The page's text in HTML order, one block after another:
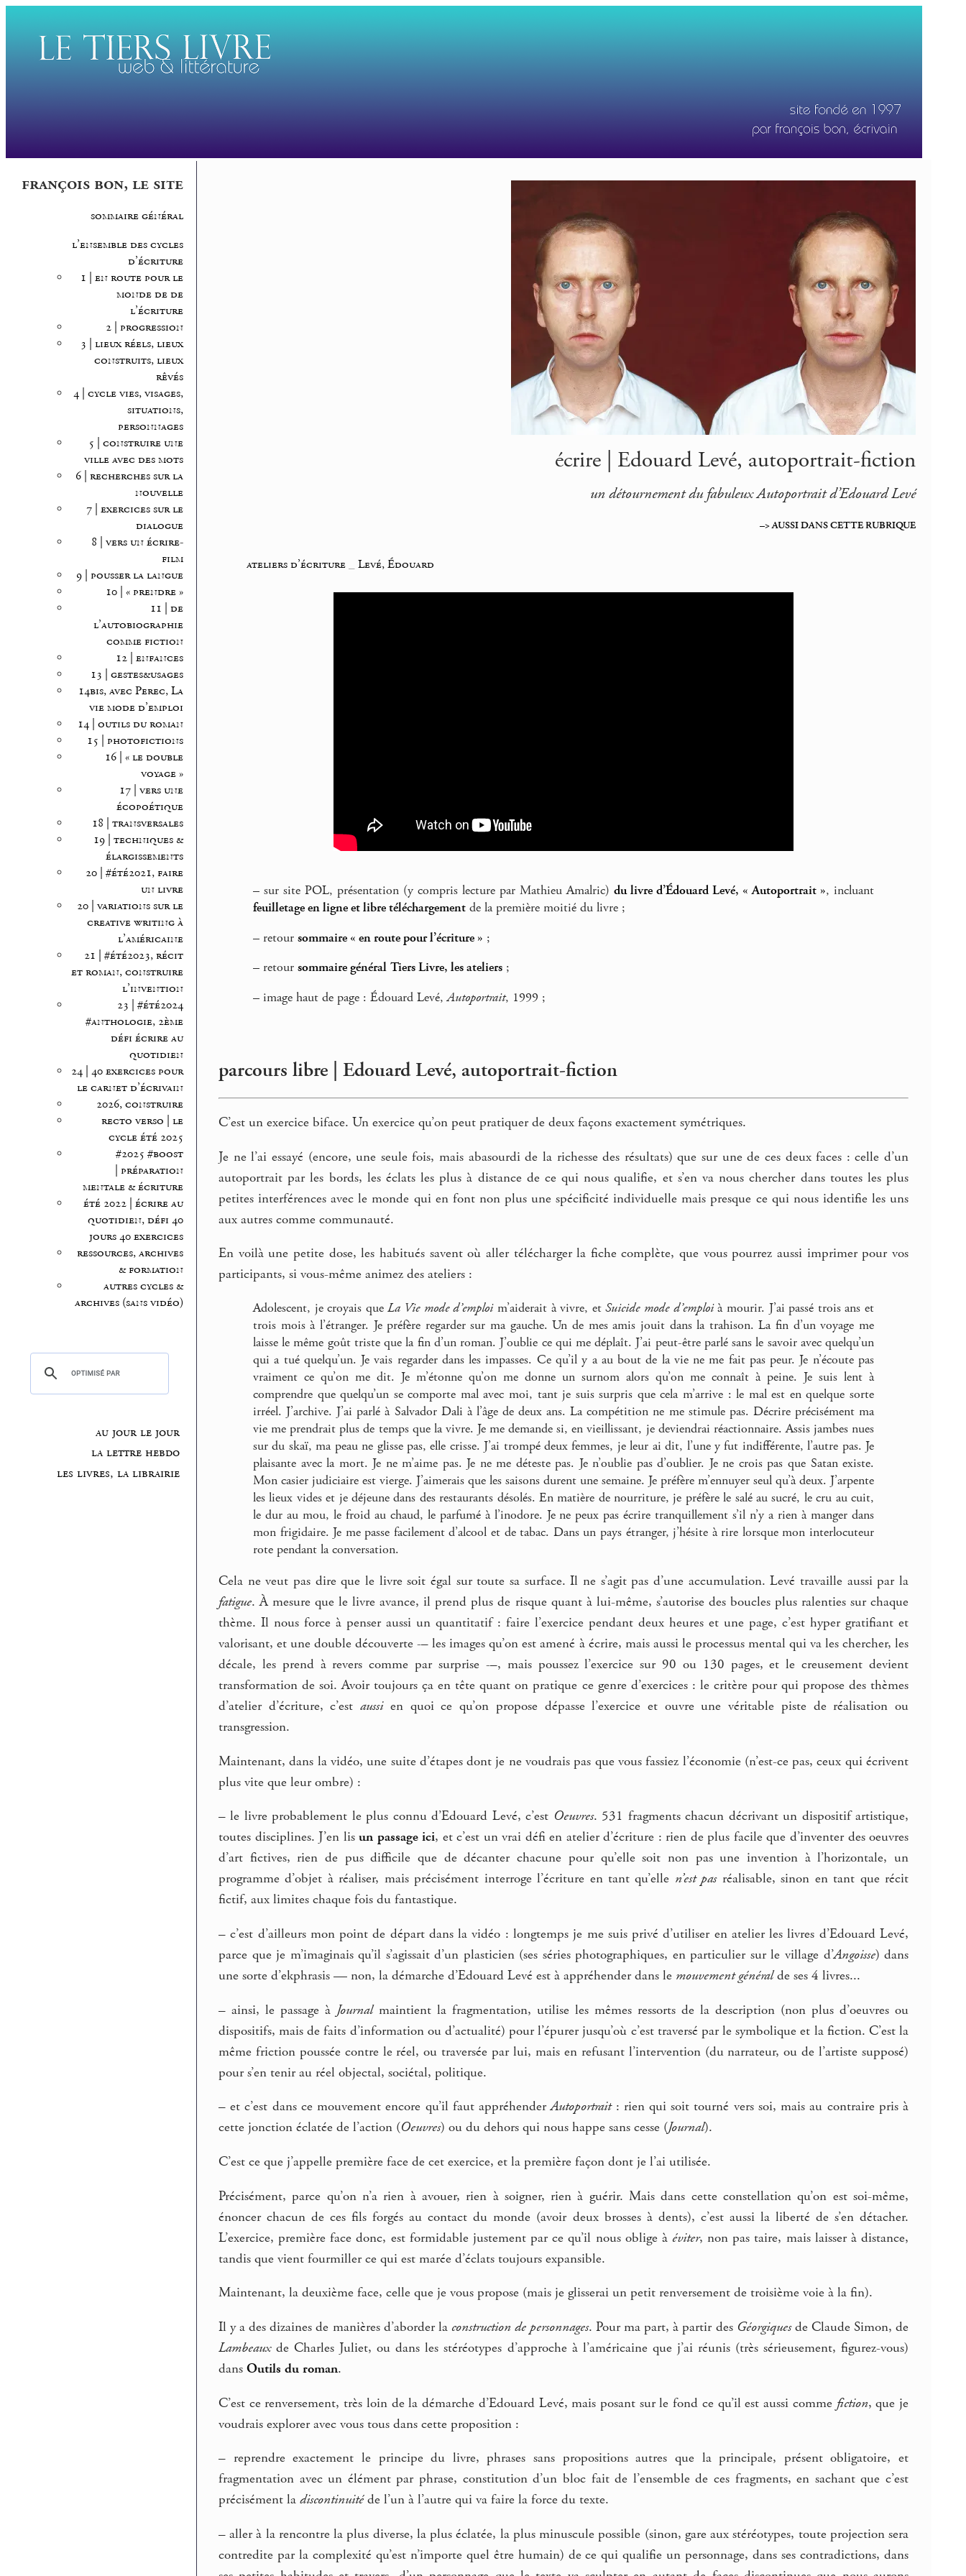
françois bon, le site
sommaire général
l’ensemble des cycles
d’écriture
1 | en route pour le
monde de de
l’écriture
2 | progression
3 | lieux réels, lieux
construits, lieux
rêvés
4 | cycle vies, visages,
situations,
personnages
5 | construire une
ville avec des mots
6 | recherches sur la
nouvelle
7 | exercices sur le
dialogue
8 | vers un écrire-
film
9 | pousser la langue
10 | « prendre »
11 | de
l’autobiographie
comme fiction
12 | enfances
13 | gestes&usages
14bis, avec Perec, La
vie mode d’emploi
14 | outils du roman
15 | photofictions
16 | « le double
voyage »
17 | vers une
écopoétique
18 | transversales
19 | techniques &
élargissements
20 | #été2021, faire
un livre
20 | variations sur le
creative writing à
l’américaine
21 | #été2023, récit
et roman, construire
l’invention
23 | #été2024
#anthologie, 2ème
défi écrire au
quotidien
24 | 40 exercices pour
le carnet d’écrivain
2026, construire
recto verso | le
cycle été 2025
#2025 #boost
| préparation
mentale & écriture
été 2022 | écrire au
quotidien, défi 40
jours 40 exercices
ressources, archives
& formation
autres cycles &
archives (sans vidéo)
au jour le jour
la lettre hebdo
les livres, la librairie
écrire | Edouard Levé, autoportrait-fiction
un détournement du fabuleuxAutoportraitd’Edouard Levé
–> AUSSI DANS CETTE RUBRIQUE
ateliers d’écriture _Levé, Édouard
– sur site POL, présentation (y compris lecture par Mathieu Amalric)du livre d’Édouard Levé, « Autoportrait », incluant
feuilletage en ligne et libre téléchargement de la première moitié du livre ;
– retour sommaire « en route pour l’écriture » ;
– retour sommaire général Tiers Livre, les ateliers ;
– image haut de page : Édouard Levé,Autoportrait, 1999 ;
parcours libre | Edouard Levé, autoportrait-fiction
C’est un exercice biface. Un exercice qu’on peut pratiquer de deux façons exactement symétriques.
Je ne l’ai essayé (encore, une seule fois, mais abasourdi de la richesse des résultats) que sur une de ces deux faces : celle d’un
autoportrait par les bords, les éclats les plus à distance de ce qui nous qualifie, et s’en va nous chercher dans toutes les plus
petites interférences avec le monde qui en font non plus une spécificité individuelle mais presque ce qui nous identifie les uns
aux autres comme communauté.
En voilà une petite dose, les habitués savent où aller télécharger la fiche complète, que vous pourrez aussi imprimer pour vos
participants, si vous-même animez des ateliers :
Adolescent, je croyais queLa Vie mode d’emploim’aiderait à vivre, etSuicide mode d’emploià mourir. J’ai passé trois ans et
trois mois à l’étranger. Je préfère regarder sur ma gauche. Un de mes amis jouit dans la trahison. La fin d’un voyage me
laisse le même goût triste que la fin d’un roman. J’oublie ce qui me déplaît. J’ai peut-être parlé sans le savoir avec quelqu’un
qui a tué quelqu’un. Je vais regarder dans les impasses. Ce qu’il y a au bout de la vie ne me fait pas peur. Je n’écoute pas
vraiment ce qu’on me dit. Je m’étonne qu’on me donne un surnom alors qu’on me connaît à peine. Je suis lent à
comprendre que quelqu’un se comporte mal avec moi, tant je suis surpris que cela m’arrive : le mal est en quelque sorte
irréel. J’archive. J’ai parlé à Salvador Dali à l’âge de deux ans. La compétition ne me stimule pas. Décrire précisément ma
vie me prendrait plus de temps que la vivre. Je me demande si, en vieillissant, je deviendrai réactionnaire. Assis jambes nues
sur du skaï, ma peau ne glisse pas, elle crisse. J’ai trompé deux femmes, je leur ai dit, l’une y fut indifférente, l’autre pas. Je
plaisante avec la mort. Je ne m’aime pas. Je ne me déteste pas. Je n’oublie pas d’oublier. Je ne crois pas que Satan existe.
Mon casier judiciaire est vierge. J’aimerais que les saisons durent une semaine. Je préfère m’ennuyer seul qu’à deux. J’arpente
les lieux vides et je déjeune dans des restaurants désolés. En matière de nourriture, je préfère le salé au sucré, le cru au cuit,
le dur au mou, le froid au chaud, le parfumé à l’inodore. Je ne peux pas écrire tranquillement s’il n’y a rien à manger dans
mon frigidaire. Je me passe facilement d’alcool et de tabac. Dans un pays étranger, j’hésite à rire lorsque mon interlocuteur
rote pendant la conversation.
Cela ne veut pas dire que le livre soit égal sur toute sa surface. Il ne s’agit pas d’une accumulation. Levé travaille aussi par la
fatigue. À mesure que le livre avance, il prend plus de risque quant à lui-même, s’autorise des boucles plus ralenties sur chaque
thème. Il nous force à penser aussi un quantitatif : faire l’exercice pendant deux heures et une page, c’est hyper gratifiant et
valorisant, et une double découverte -– les images qu’on est amené à écrire, mais aussi le processus mental qui va les chercher, les
décale, les prend à revers comme par surprise -–, mais poussez l’exercice sur 90 ou 130 pages, et le creusement devient
transformation de soi. Avoir toujours ça en tête quant on pratique ce genre d’exercices : le critère pour qui propose des thèmes
d’atelier d’écriture, c’estaussien quoi ce qu’on propose dépasse l’exercice et ouvre une véritable piste de réalisation ou
transgression.
Maintenant, dans la vidéo, une suite d’étapes dont je ne voudrais pas que vous fassiez l’économie (n’est-ce pas, ceux qui écrivent
plus vite que leur ombre) :
– le livre probablement le plus connu d’Edouard Levé, c’est Oeuvres. 531 fragments chacun décrivant un dispositif artistique,
toutes disciplines. J’en lisun passage ici, et c’est un vrai défi en atelier d’écriture : rien de plus facile que d’inventer des oeuvres
d’art fictives, rien de pus difficile que de décanter chacune pour qu’elle soit non pas une invention à l’horizontale, un
programme d’objet à réaliser, mais précisément interroge l’écriture en tant qu’elle n’est pasréalisable, sinon en tant que récit
fictif, aux limites chaque fois du fantastique.
– c’est d’ailleurs mon point de départ dans la vidéo : longtemps je me suis privé d’utiliser en atelier les livres d’Edouard Levé,
parce que je m’imaginais qu’il s’agissait d’un plasticien (ses séries photographiques, en particulier sur le village d’Angoisse) dans
une sorte d’ekphrasis — non, la démarche d’Edouard Levé est à appréhender dans le mouvement généralde ses 4 livres...
– ainsi, le passage à Journalmaintient la fragmentation, utilise les mêmes ressorts de la description (non plus d’oeuvres ou
dispositifs, mais de faits d’information ou d’actualité) pour l’épurer jusqu’où c’est traversé par le symbolique et la fiction. C’est la
même friction poussée contre le réel, ou traversée par lui, mais en refusant l’intervention (du narrateur, ou de l’artiste supposé)
pour s’en tenir au réel objectal, sociétal, politique.
– et c’est dans ce mouvement encore qu’il faut appréhenderAutoportrait: rien qui soit tourné vers soi, mais au contraire pris à
cette jonction éclatée de l’action (Oeuvres) ou du dehors qui nous happe sans cesse (Journal).
C’est ce que j’appelle première face de cet exercice, et la première façon dont je l’ai utilisée.
Précisément, parce qu’on n’a rien à avouer, rien à soigner, rien à guérir. Mais dans cette constellation qu’on est soi-même,
énoncer chacun de ces fils forgés au contact du monde (avoir deux brosses à dents), c’est aussi la liberté de s’en détacher.
L’exercice, première face donc, est formidable justement par ce qu’il nous oblige à éviter, non pas taire, mais laisser à distance,
tandis que vient fourmiller ce qui est marée d’éclats toujours expansible.
Maintenant, la deuxième face, celle que je vous propose (mais je glisserai un petit renversement de troisième voie à la fin).
Il y a des dizaines de manières d’aborder la construction de personnages. Pour ma part, à partir des Géorgiquesde Claude Simon, de
Lambeauxde Charles Juliet, ou dans les stéréotypes d’approche à l’américaine que j’ai réunis (très sérieusement, figurez-vous)
dans Outils du roman.
C’est ce renversement, très loin de la démarche d’Edouard Levé, mais posant sur le fond ce qu’il est aussi comme fiction, que je
voudrais explorer avec vous tous dans cette proposition :
– reprendre exactement le principe du livre, phrases sans propositions autres que la principale, présent obligatoire, et
fragmentation avec un élément par phrase, constitution d’un bloc fait de l’ensemble de ces fragments, en sachant que c’est
précisément la discontinuitéde l’un à l’autre qui va faire la force du texte.
– aller à la rencontre la plus diverse, la plus éclatée, la plus minuscule possible (sinon, gare aux stéréotypes, toute projection sera
contredite par la complexité qu’est n’importe quel être humain) de ce qui qualifie un personnage, dans ses contradictions, dans